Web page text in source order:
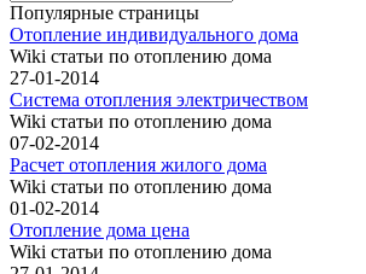
Популярные страницы
Отопление индивидуального дома
Wiki статьи по отоплению дома
27-01-2014
Система отопления электричеством
Wiki статьи по отоплению дома
07-02-2014
Расчет отопления жилого дома
Wiki статьи по отоплению дома
01-02-2014
Отопление дома цена
Wiki статьи по отоплению дома